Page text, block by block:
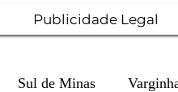
Publicidade Legal
Sul de Minas